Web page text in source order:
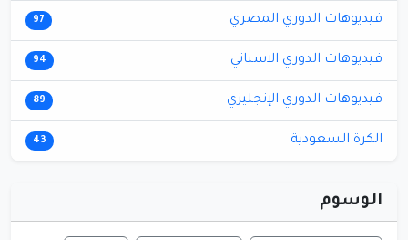
فيديوهات الدوري المصري 97
فيديوهات الدوري الاسباني 94
فيديوهات الدوري الإنجليزي 89
الكرة السعودية 43
الوسوم